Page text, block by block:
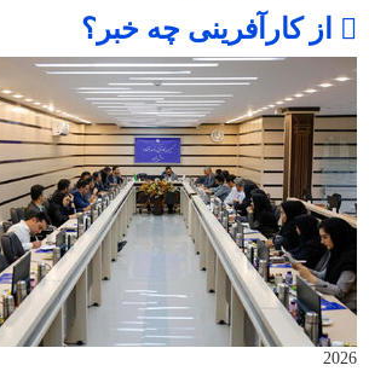
از کارآفرینی چه خبر؟
2026